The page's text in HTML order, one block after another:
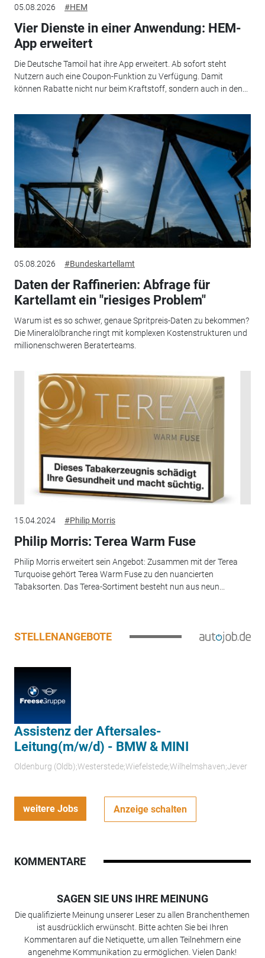
05.08.2026 #HEM
Vier Dienste in einer Anwendung: HEM-
App erweitert
Die Deutsche Tamoil hat ihre App erweitert. Ab sofort steht
Nutzern auch eine Coupon-Funktion zu Verfügung. Damit
können Rabatte nicht nur beim Kraftstoff, sondern auch in den...
05.08.2026 #Bundeskartellamt
Daten der Raffinerien: Abfrage für
Kartellamt ein "riesiges Problem"
Warum ist es so schwer, genaue Spritpreis-Daten zu bekommen?
Die Mineralölbranche ringt mit komplexen Kostenstrukturen und
millionenschweren Beraterteams.
15.04.2024 #Philip Morris
Philip Morris: Terea Warm Fuse
Philip Morris erweitert sein Angebot: Zusammen mit der Terea
Turquoise gehört Terea Warm Fuse zu den nuancierten
Tabaksorten. Das Terea-Sortiment besteht nun aus neun...
STELLENANGEBOTE
Assistenz der Aftersales-
Leitung(m/w/d) - BMW & MINI
Oldenburg (Oldb);Westerstede;Wiefelstede;Wilhelmshaven;Jever
weitere Jobs Anzeige schalten
KOMMENTARE
SAGEN SIE UNS IHRE MEINUNG
Die qualifizierte Meinung unserer Leser zu allen Branchenthemen
ist ausdrücklich erwünscht. Bitte achten Sie bei Ihren
Kommentaren auf die Netiquette, um allen Teilnehmern eine
angenehme Kommunikation zu ermöglichen. Vielen Dank!